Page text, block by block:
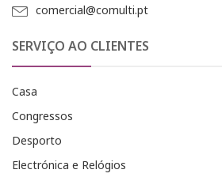
comercial@comulti.pt
SERVIÇO AO CLIENTES
Casa
Congressos
Desporto
Electrónica e Relógios